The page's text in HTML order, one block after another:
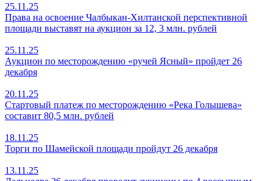
25.11.25
Права на освоение Чалбыкан-Хилтанской перспективной
площади выставят на аукцион за 12, 3 млн. рублей
25.11.25
Аукцион по месторождению «ручей Ясный» пройдет 26
декабря
20.11.25
Стартовый платеж по месторождению «Река Голышева»
составит 80,5 млн. рублей
18.11.25
Торги по Шамейской площади пройдут 26 декабря
13.11.25